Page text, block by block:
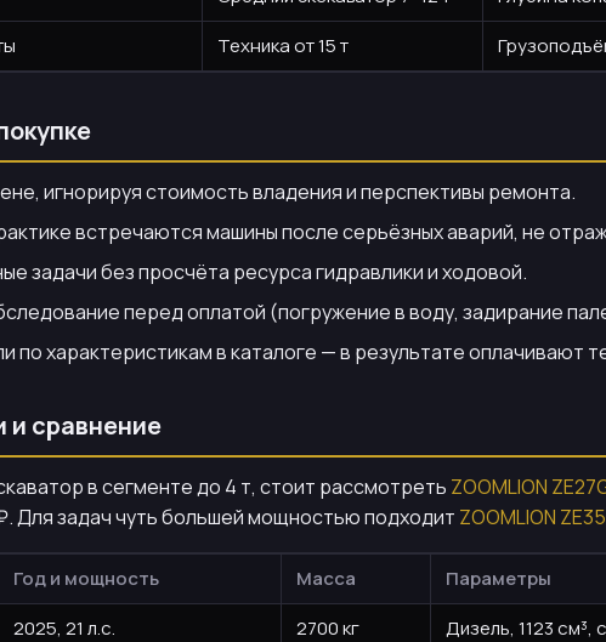
Техника от 15 т
игнорируя стоимость владения и перспективы ремонта.
встречаются машины после серьёзных аварий, не
задачи без просчёта ресурса гидравлики и ходовой.
перед оплатой (погружение в воду, задирание
по характеристикам в каталоге — в результате оплачивают
сравнение
в сегменте до 4 т, стоит рассмотреть ZOOMLION
Для задач чуть большей мощностью подходит ZOOMLION
Год и мощность Масса Параметры
2025, 21 л.с. 2700 кг Дизель, 1123 см³,